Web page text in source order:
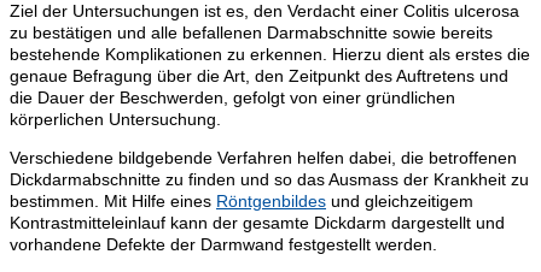
Ziel der Untersuchungen ist es, den Verdacht einer Colitis ulcerosa
zu bestätigen und alle befallenen Darmabschnitte sowie bereits
bestehende Komplikationen zu erkennen. Hierzu dient als erstes die
genaue Befragung über die Art, den Zeitpunkt des Auftretens und
die Dauer der Beschwerden, gefolgt von einer gründlichen
körperlichen Untersuchung.
Verschiedene bildgebende Verfahren helfen dabei, die betroffenen
Dickdarmabschnitte zu finden und so das Ausmass der Krankheit zu
bestimmen. Mit Hilfe eines Röntgenbildes und gleichzeitigem
Kontrastmitteleinlauf kann der gesamte Dickdarm dargestellt und
vorhandene Defekte der Darmwand festgestellt werden.